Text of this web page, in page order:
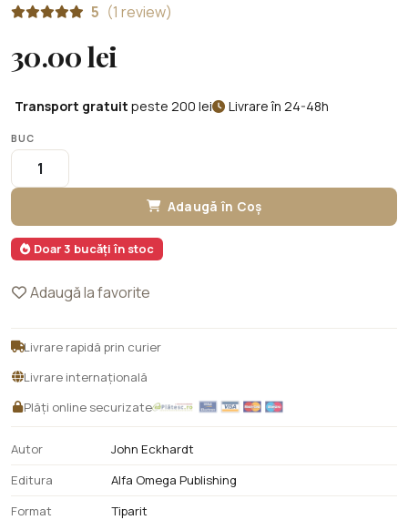
5 (1 review)
30.00 lei
Transport gratuit peste 200 lei Livrare în 24-48h
BUC
Adaugă în Coș
Doar 3 bucăți în stoc
Adaugă la favorite
Livrare rapidă prin curier
Livrare internațională
Plăți online securizate
Autor
John Eckhardt
Editura
Alfa Omega Publishing
Format
Tiparit